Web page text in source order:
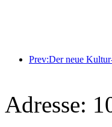
Adresse: